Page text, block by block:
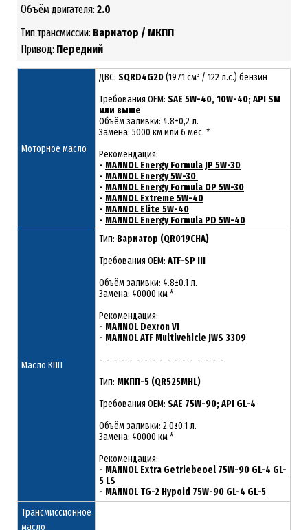
Объём двигателя: 2.0
Тип трансмиссии: Вариатор / МКПП
Привод: Передний
Моторное масло
ДВС: SQRD4G20(1971 см³ / 122 л.с.) бензин
Требования ОЕМ: SAE 5W-40, 10W-40; API SM
или выше
Объём заливки: 4.8+0,2 л.
Замена: 5000 км или 6 мес. *
Рекомендация:
- MANNOL Energy Formula JP 5W-30
- MANNOL Energy 5W-30
- MANNOL Energy Formula OP 5W-30
- MANNOL Extreme 5W-40
- MANNOL Elite 5W-40
- MANNOL Energy Formula PD 5W-40
Масло КПП
Тип: Вариатор (QR019CHA)
Требования OEM: ATF-SP III
Объём заливки: 4.8±0.1 л.
Замена: 40000 км *
Рекомендация:
- MANNOL Dexron VI
- MANNOL ATF Multivehicle JWS 3309
- - - - - - - - - - - - - - - - -
Тип: МКПП-5 (QR525MHL)
Требования OEM: SAE 75W-90; API GL-4
Объём заливки: 2.0±0.1 л.
Замена: 40000 км *
Рекомендация:
- MANNOL Extra Getriebeoel 75W-90 GL-4 GL-
5 LS
- MANNOL TG-2 Hypoid 75W-90 GL-4 GL-5
Трансмиссионное
масло